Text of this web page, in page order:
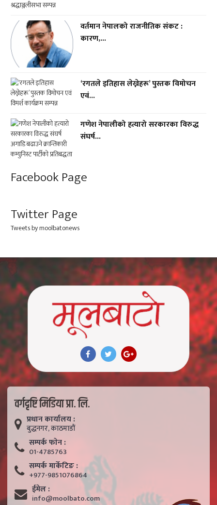
वर्तमान नेपालको राजनीतिक संकट :
कारण,...
‘रगतले इतिहास लेख्नेहरू’ पुस्तक विमोचन
एवं...
गणेश नेपालीको हत्यारो सरकारका विरुद्ध
संघर्ष...
Facebook Page
Twitter Page
Tweets by moolbatonews
वर्गदृष्टि मिडिया प्रा. लि.
प्रधान कार्यालय :
बुद्धनगर, काठमाडाैं
सम्पर्क फाेन :
01-4785763
सम्पर्क मार्केटिङ :
+977-9851076864
ईमेल :
info@moolbato.com